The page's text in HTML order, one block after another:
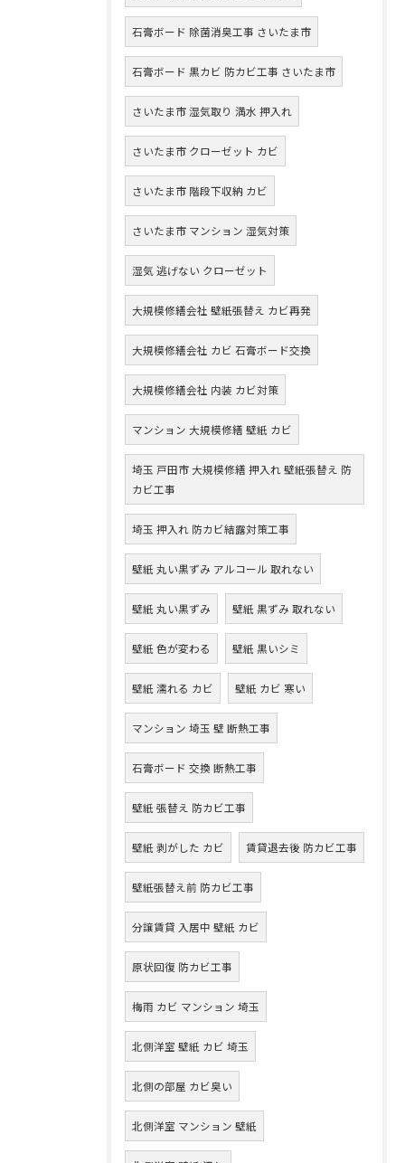
石膏ボード 除菌消臭工事 さいたま市
石膏ボード 黒カビ 防カビ工事 さいたま市
さいたま市 湿気取り 満水 押入れ
さいたま市 クローゼット カビ
さいたま市 階段下収納 カビ
さいたま市 マンション 湿気対策
湿気 逃げない クローゼット
大規模修繕会社 壁紙張替え カビ再発
大規模修繕会社 カビ 石膏ボード交換
大規模修繕会社 内装 カビ対策
マンション 大規模修繕 壁紙 カビ
埼玉 戸田市 大規模修繕 押入れ 壁紙張替え 防
カビ工事
埼玉 押入れ 防カビ結露対策工事
壁紙 丸い黒ずみ アルコール 取れない
壁紙 丸い黒ずみ 壁紙 黒ずみ 取れない
壁紙 色が変わる 壁紙 黒いシミ
壁紙 濡れる カビ 壁紙 カビ 寒い
マンション 埼玉 壁 断熱工事
石膏ボード 交換 断熱工事
壁紙 張替え 防カビ工事
壁紙 剥がした カビ 賃貸退去後 防カビ工事
壁紙張替え前 防カビ工事
分譲賃貸 入居中 壁紙 カビ
原状回復 防カビ工事
梅雨 カビ マンション 埼玉
北側洋室 壁紙 カビ 埼玉
北側の部屋 カビ臭い
北側洋室 マンション 壁紙